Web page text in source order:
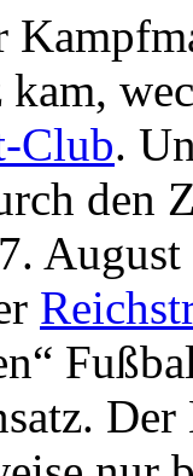
Club.
den